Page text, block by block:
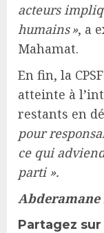
acteurs
humains », a
Mahamat.
En fin, la
atteinte à
restants en
pour
ce qui
parti ».
Abderamane
Partagez sur